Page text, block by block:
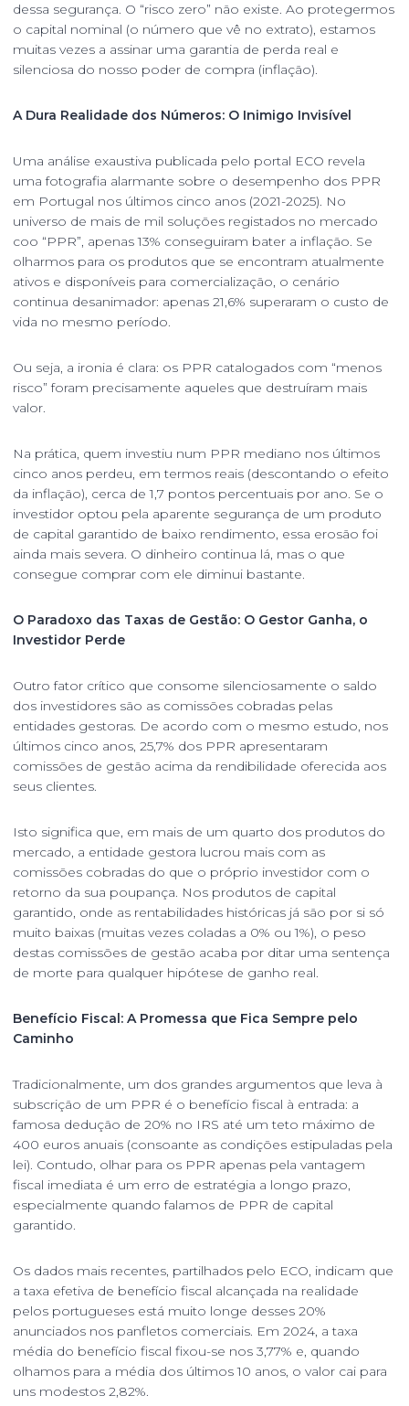
dessa segurança. O “risco zero” não existe. Ao protegermos
o capital nominal (o número que vê no extrato), estamos
muitas vezes a assinar uma garantia de perda real e
silenciosa do nosso poder de compra (inflação).
A Dura Realidade dos Números: O Inimigo Invisível
Uma análise exaustiva publicada pelo portal ECO revela
uma fotografia alarmante sobre o desempenho dos PPR
em Portugal nos últimos cinco anos (2021-2025). No
universo de mais de mil soluções registados no mercado
coo “PPR”, apenas 13% conseguiram bater a inflação. Se
olharmos para os produtos que se encontram atualmente
ativos e disponíveis para comercialização, o cenário
continua desanimador: apenas 21,6% superaram o custo de
vida no mesmo período.
Ou seja, a ironia é clara: os PPR catalogados com “menos
risco” foram precisamente aqueles que destruíram mais
valor.
Na prática, quem investiu num PPR mediano nos últimos
cinco anos perdeu, em termos reais (descontando o efeito
da inflação), cerca de 1,7 pontos percentuais por ano. Se o
investidor optou pela aparente segurança de um produto
de capital garantido de baixo rendimento, essa erosão foi
ainda mais severa. O dinheiro continua lá, mas o que
consegue comprar com ele diminui bastante.
O Paradoxo das Taxas de Gestão: O Gestor Ganha, o
Investidor Perde
Outro fator crítico que consome silenciosamente o saldo
dos investidores são as comissões cobradas pelas
entidades gestoras. De acordo com o mesmo estudo, nos
últimos cinco anos, 25,7% dos PPR apresentaram
comissões de gestão acima da rendibilidade oferecida aos
seus clientes.
Isto significa que, em mais de um quarto dos produtos do
mercado, a entidade gestora lucrou mais com as
comissões cobradas do que o próprio investidor com o
retorno da sua poupança. Nos produtos de capital
garantido, onde as rentabilidades históricas já são por si só
muito baixas (muitas vezes coladas a 0% ou 1%), o peso
destas comissões de gestão acaba por ditar uma sentença
de morte para qualquer hipótese de ganho real.
Benefício Fiscal: A Promessa que Fica Sempre pelo
Caminho
Tradicionalmente, um dos grandes argumentos que leva à
subscrição de um PPR é o benefício fiscal à entrada: a
famosa dedução de 20% no IRS até um teto máximo de
400 euros anuais (consoante as condições estipuladas pela
lei). Contudo, olhar para os PPR apenas pela vantagem
fiscal imediata é um erro de estratégia a longo prazo,
especialmente quando falamos de PPR de capital
garantido.
Os dados mais recentes, partilhados pelo ECO, indicam que
a taxa efetiva de benefício fiscal alcançada na realidade
pelos portugueses está muito longe desses 20%
anunciados nos panfletos comerciais. Em 2024, a taxa
média do benefício fiscal fixou-se nos 3,77% e, quando
olhamos para a média dos últimos 10 anos, o valor cai para
uns modestos 2,82%.